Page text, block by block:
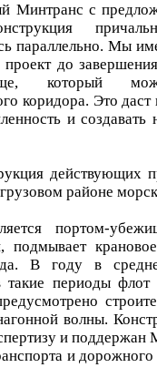
Минтранс с
параллельно. Мы
до
который
коридора. Это
и создавать
действующих
районе
портом-
подмывает
В году в
такие периоды
волны.
и
и дорожного